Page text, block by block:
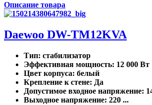
Описание товара
Daewoo DW-TM12KVA
Тип: стабилизатор
Эффективная мощность: 12 000 Вт
Цвет корпуса: белый
Крепление к стене: Да
Допустимое входное напряжение:
Выходное напряжение: 220 ...